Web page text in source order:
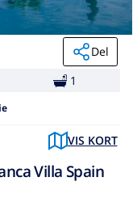
Del
1
VIS KORT
Villa Spain